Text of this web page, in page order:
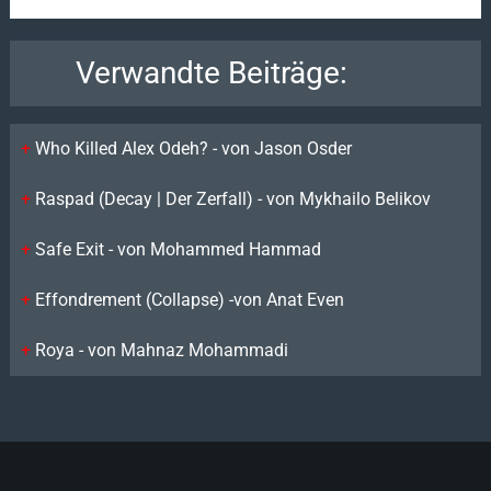
Verwandte Beiträge:
Who Killed Alex Odeh? - von Jason Osder
Raspad (Decay | Der Zerfall) - von Mykhailo Belikov
Safe Exit - von Mohammed Hammad
Effondrement (Collapse) -von Anat Even
Roya - von Mahnaz Mohammadi